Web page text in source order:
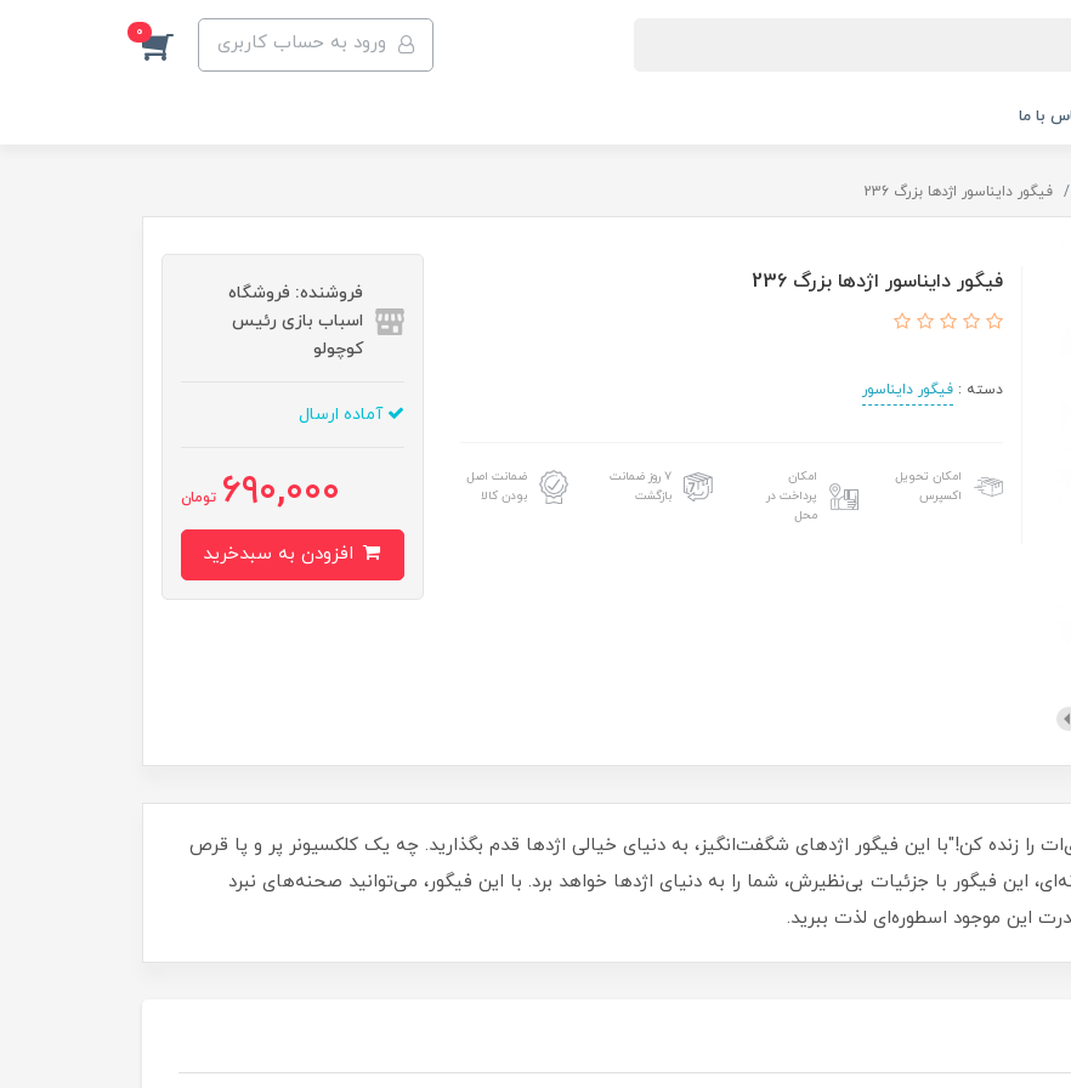
ورود به حساب کاربری 0
با ما
فیگور دایناسور اژدها بزرگ 236
فیگور دایناسور اژدها بزرگ 236
دسته :فیگور دایناسور
امکان تحویل
اکسپرس
امکان
پرداخت در
محل
۷ روز ضمانت
بازگشت
ضمانت اصل
بودن کالا
فروشنده: فروشگاه
اسباب بازی رئیس
کوچولو
آماده ارسال
690,000 تومان
را زنده کن!"با این فیگور اژدهای شگفت‌انگیز، به دنیای خیالی اژدها قدم بگذارید. چه یک کلکسیونر پر و پا قرص
این فیگور با جزئیات بی‌نظیرش، شما را به دنیای اژدها خواهد برد. با این فیگور، می‌توانید صحنه‌های نبرد
این موجود اسطوره‌ای لذت ببرید.